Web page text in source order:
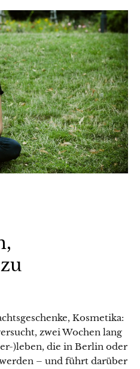
Kosmetika:
zwei Wochen lang
)leben, die in Berlin oder
– und führt darüber